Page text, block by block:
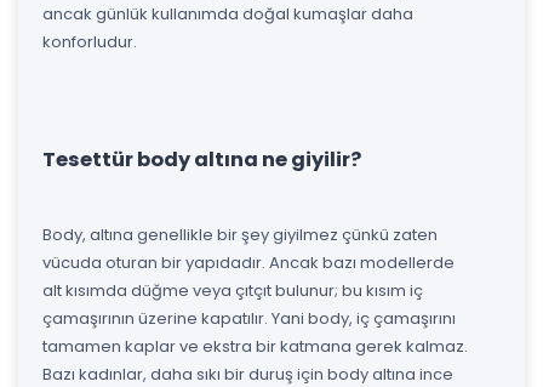
ancak günlük kullanımda doğal kumaşlar daha
konforludur.
Tesettür body altına ne giyilir?
Body, altına genellikle bir şey giyilmez çünkü zaten
vücuda oturan bir yapıdadır. Ancak bazı modellerde
alt kısımda düğme veya çıtçıt bulunur; bu kısım iç
çamaşırının üzerine kapatılır. Yani body, iç çamaşırını
tamamen kaplar ve ekstra bir katmana gerek kalmaz.
Bazı kadınlar, daha sıkı bir duruş için body altına ince